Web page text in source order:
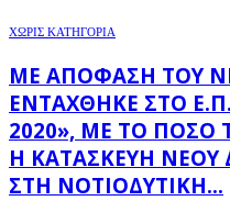
ΧΩΡΊΣ ΚΑΤΗΓΟΡΊΑ
ΜΕ ΑΠΌΦΑΣΗ ΤΟΥ
ΕΝΤΆΧΘΗΚΕ ΣΤΟ
2020», ΜΕ ΤΟ ΠΟΣΌ
Η ΚΑΤΑΣΚΕΥΉ ΝΈΟΥ
ΣΤΗ ΝΟΤΙΟΔΥΤΙΚΉ...